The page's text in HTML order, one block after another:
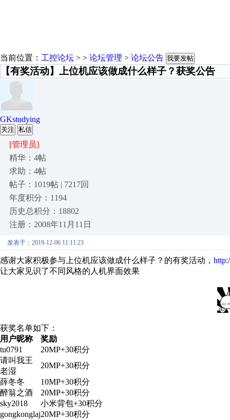
当前位置： 工控论坛 > > 论坛管理 > 论坛公告 我要发帖
【有奖活动】上位机应该做成什么样子？获奖公告
GKstudying
关注 私信
[管理员]
精华：4帖
求助：4帖
帖子：1019帖 | 7217回
年度积分：1194
历史总积分：18802
注册：2008年11月11日
发表于：2019-12-06 11:11:23
感谢大家积极参与上位机应该做成什么样子？的有奖活动，
让大家见识了不同风格的人机界面效果
获奖名单如下：
用户昵称
奖励
tu0791
20MP+30积分
请叫我王
老湿
20MP+30积分
薛冬冬
10MP+30积分
醉翁之酒
20MP+30积分
sky2018
小米背包+30积分
gongkonglaj20MP+30积分